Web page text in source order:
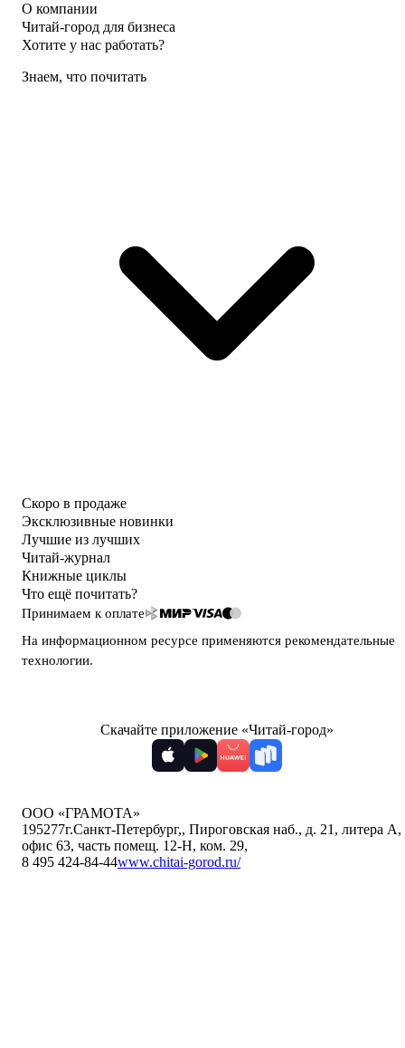
О компании
Читай-город для бизнеса
Хотите у нас работать?
Знаем, что почитать
Скоро в продаже
Эксклюзивные новинки
Лучшие из лучших
Читай-журнал
Книжные циклы
Что ещё почитать?
Принимаем к оплате
На информационном ресурсе применяются рекомендательные
технологии.
Скачайте приложение «Читай-город»
ООО «ГРАМОТА»
195277г.Санкт-Петербург,, Пироговская наб., д. 21, литера А,
офис 63, часть помещ. 12-Н, ком. 29,
8 495 424-84-44www.chitai-gorod.ru/